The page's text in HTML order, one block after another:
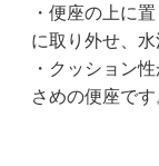
・便座の上に
に取り外せ、水
・クッション
さめの便座です